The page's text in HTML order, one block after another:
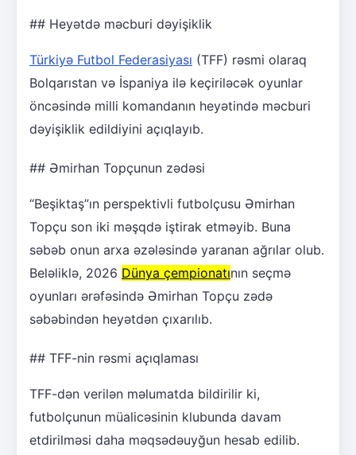
## Heyətdə məcburi dəyişiklik
Türkiyə Futbol Federasiyası (TFF) rəsmi olaraq
Bolqarıstan və İspaniya ilə keçiriləcək oyunlar
öncəsində milli komandanın heyətində məcburi
dəyişiklik edildiyini açıqlayıb.
## Əmirhan Topçunun zədəsi
“Beşiktaş”ın perspektivli futbolçusu Əmirhan
Topçu son iki məşqdə iştirak etməyib. Buna
səbəb onun arxa əzələsində yaranan ağrılar olub.
Beləliklə, 2026 Dünya çempionatının seçmə
oyunları ərəfəsində Əmirhan Topçu zədə
səbəbindən heyətdən çıxarılıb.
## TFF-nin rəsmi açıqlaması
TFF-dən verilən məlumatda bildirilir ki,
futbolçunun müalicəsinin klubunda davam
etdirilməsi daha məqsədəuyğun hesab edilib.